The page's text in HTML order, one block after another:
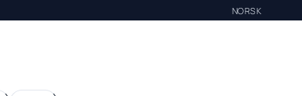
NORSK